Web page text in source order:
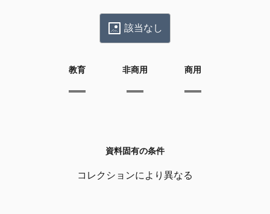
該当なし
教育 非商用 商用
資料固有の条件
コレクションにより異なる